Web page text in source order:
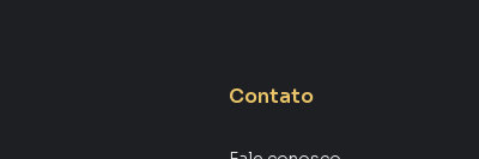
Contato